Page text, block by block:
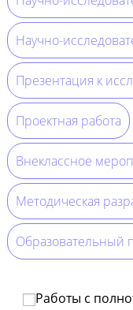
Научно-
Презентация к
Проектная работа
Внеклассное
Методическая
Образовательный
Работы с